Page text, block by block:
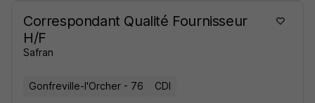
Correspondant Qualité Fournisseur
H/F
Safran
Gonfreville-l'Orcher - 76 CDI